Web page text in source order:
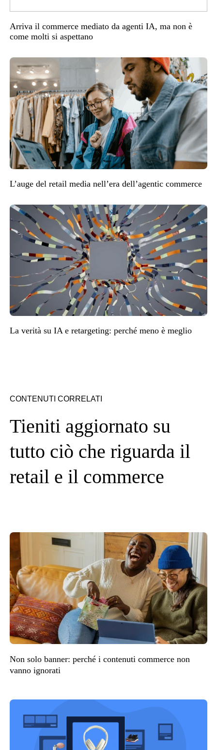
Arriva il commerce mediato da agenti IA, ma non è
come molti si aspettano
L’auge del retail media nell’era dell’agentic commerce
La verità su IA e retargeting: perché meno è meglio
CONTENUTI CORRELATI
Tieniti aggiornato su
tutto ciò che riguarda il
retail e il commerce
Non solo banner: perché i contenuti commerce non
vanno ignorati